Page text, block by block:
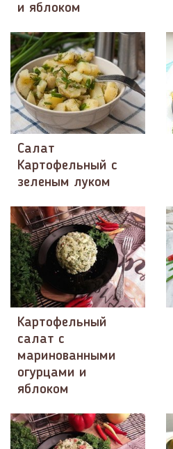
и яблоком
Салат
Картофельный с
зеленым луком
Картофельный
салат с
маринованными
огурцами и
яблоком​